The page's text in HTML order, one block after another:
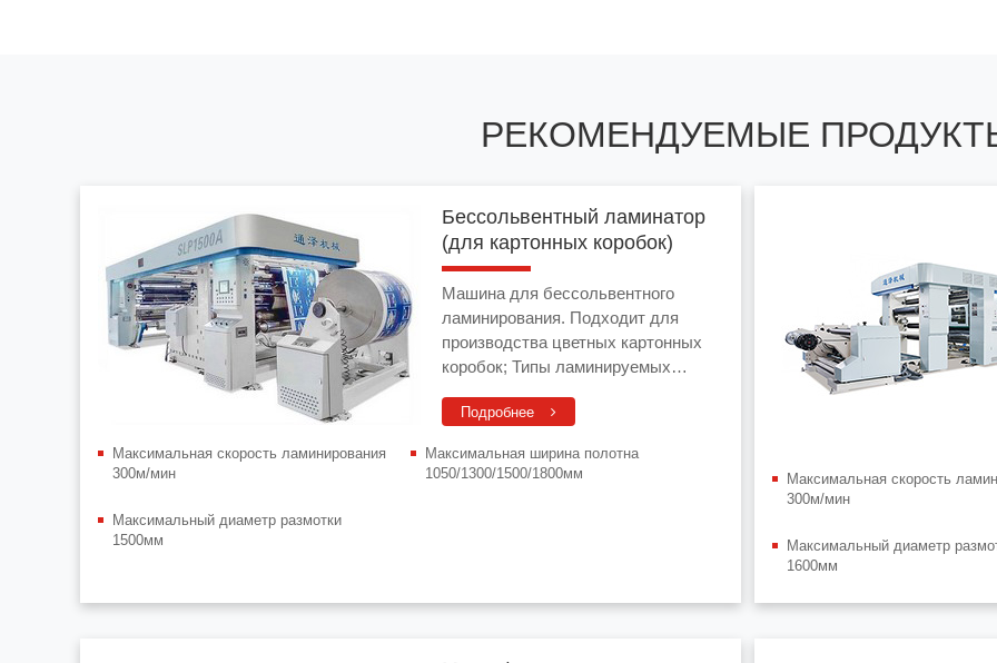
РЕКОМЕНДУЕМЫЕ
Бессольвентный ламинатор
(для картонных коробок)
Машина для бессольвентного
ламинирования. Подходит для
производства цветных картонных
коробок; Типы ламинируемых
картон+металлизированная пленка
Подробнее
Максимальная скорость ламинирования
300м/мин
Максимальная ширина полотна
1050/1300/1500/1800мм
Максимальный диаметр размотки
1500мм
Максимальная скорость
300м/мин
Максимальный диаметр
1600мм